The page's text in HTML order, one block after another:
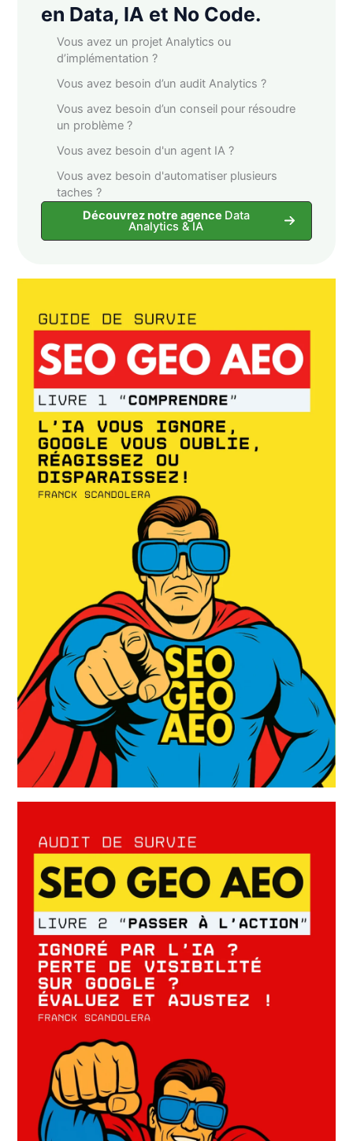
en Data, IA et No Code.
Vous avez un projet Analytics ou
d’implémentation ?
Vous avez besoin d’un audit Analytics ?
Vous avez besoin d’un conseil pour résoudre
un problème ?
Vous avez besoin d'un agent IA ?
Vous avez besoin d'automatiser plusieurs
taches ?
Découvrez notre agence Data
Analytics & IA